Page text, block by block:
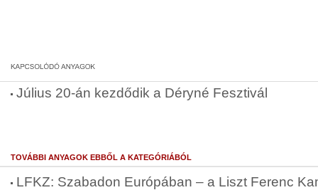
Július 20-án kezdődik a Déryné Fesztivál
TOVÁBBI ANYAGOK EBBŐL A KATEGÓRIÁBÓL
LFKZ: Szabadon Európában – a Liszt Ferenc